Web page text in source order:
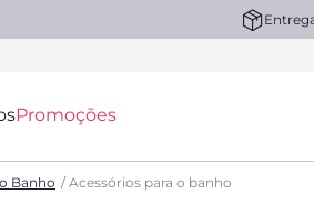
Promoções
Banho Acessórios para o banho